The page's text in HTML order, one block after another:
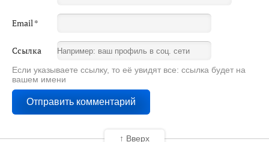
Email*
Ссылка
Если указываете ссылку, то её увидят все: ссылка будет на
вашем имени
↑ Вверх